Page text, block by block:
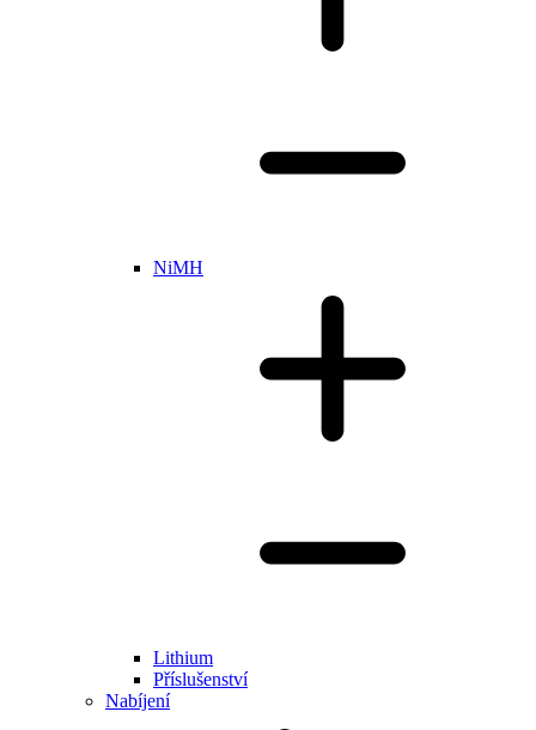
NiMH
Lithium
Příslušenství
Nabíjení